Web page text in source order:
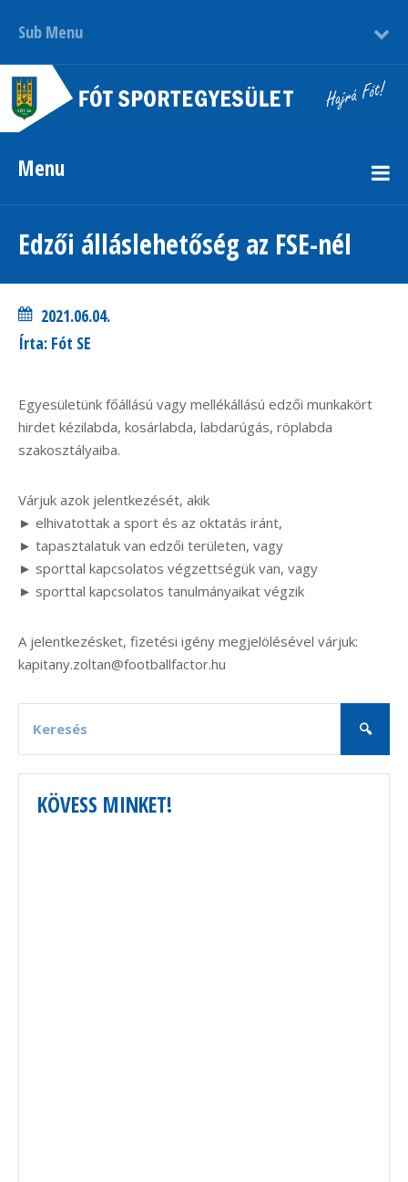
Sub Menu
Menu
Edzői álláslehetőség az FSE-nél
2021.06.04.
Írta: Fót SE
Egyesületünk főállású vagy mellékállású edzői munkakört
hirdet kézilabda, kosárlabda, labdarúgás, röplabda
szakosztályaiba.
Várjuk azok jelentkezését, akik
► elhivatottak a sport és az oktatás iránt,
► tapasztalatuk van edzői területen, vagy
► sporttal kapcsolatos végzettségük van, vagy
► sporttal kapcsolatos tanulmányaikat végzik
A jelentkezésket, fizetési igény megjelölésével várjuk:
kapitany.zoltan@footballfactor.hu
KÖVESS MINKET!